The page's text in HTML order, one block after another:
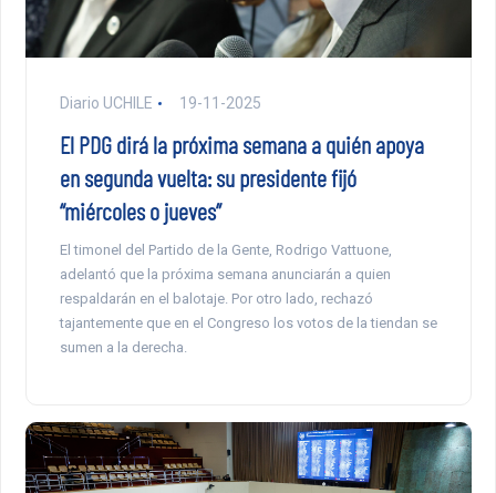
Diario UCHILE 19-11-2025
El PDG dirá la próxima semana a quién apoya
en segunda vuelta: su presidente fijó
“miércoles o jueves”
El timonel del Partido de la Gente, Rodrigo Vattuone,
adelantó que la próxima semana anunciarán a quien
respaldarán en el balotaje. Por otro lado, rechazó
tajantemente que en el Congreso los votos de la tiendan se
sumen a la derecha.